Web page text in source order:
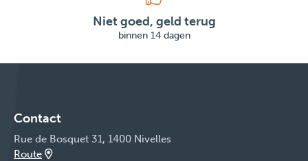
Niet goed, geld terug
binnen 14 dagen
Contact
Rue de Bosquet 31, 1400 Nivelles
Route